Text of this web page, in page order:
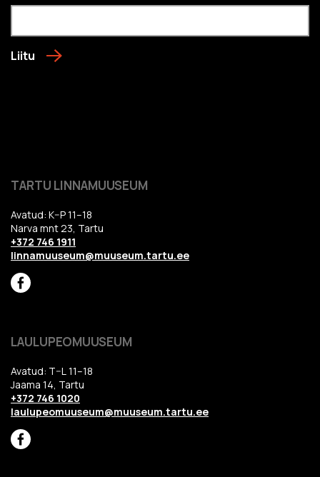
Liitu
TARTU LINNAMUUSEUM
Avatud: K–P 11–18
Narva mnt 23, Tartu
+372 746 1911
linnamuuseum@muuseum.tartu.ee
LAULUPEOMUUSEUM
Avatud: T–L 11–18
Jaama 14, Tartu
+372 746 1020
laulupeomuuseum@muuseum.tartu.ee